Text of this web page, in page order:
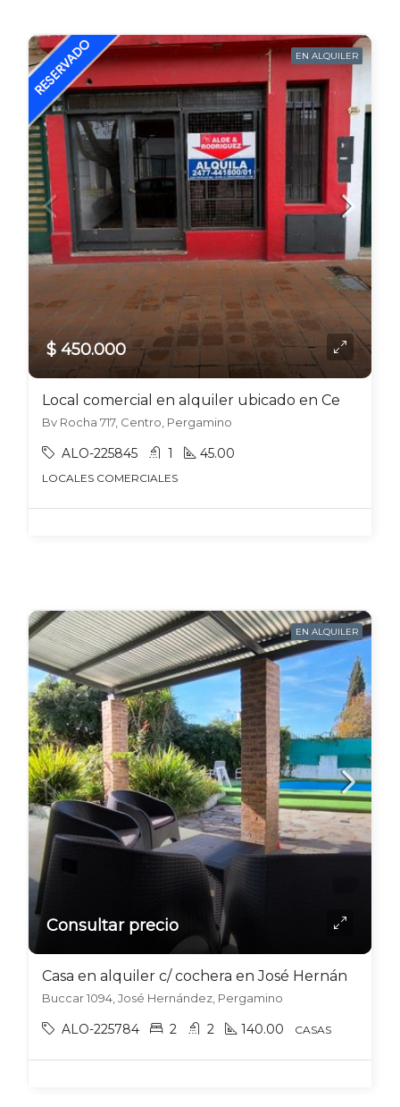
EN ALQUILER
$ 450.000
Bv Rocha 717, Centro, Pergamino
ALO-225845 1 45.00
LOCALES COMERCIALES
EN ALQUILER
Consultar precio
Buccar 1094, José Hernández, Pergamino
ALO-225784 2 2 140.00 CASAS